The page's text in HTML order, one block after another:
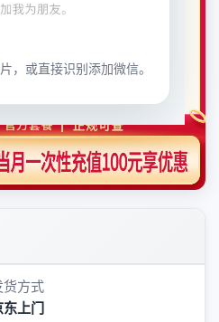
，或直接识别添加微信。
货方式
东上门